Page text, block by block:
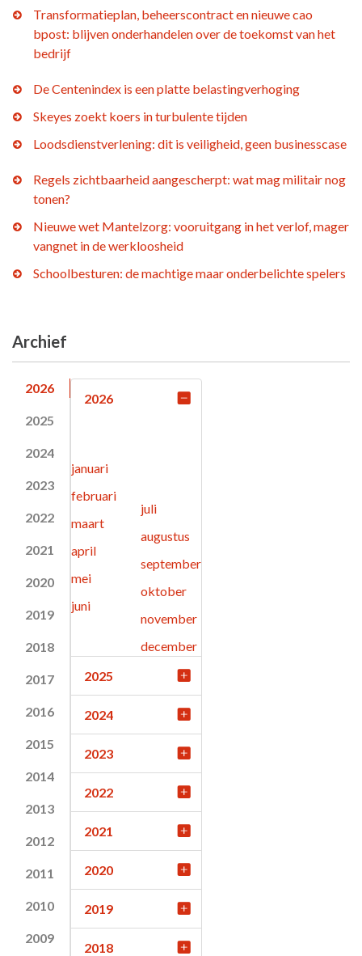
Transformatieplan, beheerscontract en nieuwe cao
bpost: blijven onderhandelen over de toekomst van het
bedrijf
De Centenindex is een platte belastingverhoging
Skeyes zoekt koers in turbulente tijden
Loodsdienstverlening: dit is veiligheid, geen businesscase
Regels zichtbaarheid aangescherpt: wat mag militair nog
tonen?
Nieuwe wet Mantelzorg: vooruitgang in het verlof, mager
vangnet in de werkloosheid
Schoolbesturen: de machtige maar onderbelichte spelers
Archief
2026
2025
2024
2023
2022
2021
2020
2019
2018
2017
2016
2015
2014
2013
2012
2011
2010
2009
2026
januari
februari
maart
april
mei
juni
juli
augustus
september
oktober
november
december
2025
2024
2023
2022
2021
2020
2019
2018